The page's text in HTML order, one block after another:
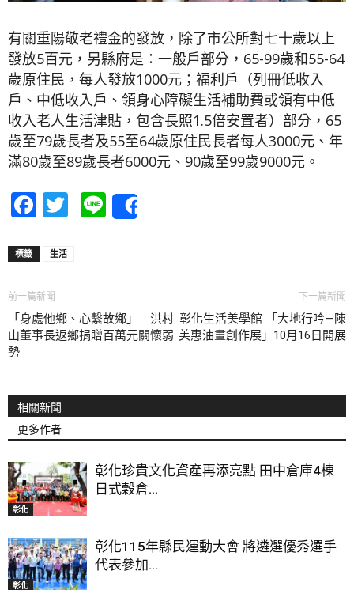
有關重陽敬老禮金的發放，除了市公所對七十歲以上
發放5百元，另縣府是：一般戶部分，65-99歲和55-64
歲原住民，每人發放1000元；福利戶（列冊低收入
戶、中低收入戶、領身心障礙生活補助費或領有中低
收入老人生活津貼，包含長照1.5倍安置者）部分，65
歲至79歲長者及55至64歲原住民長者每人3000元、年
滿80歲至89歲長者6000元、90歲至99歲9000元。
Facebook
Twitter
Line
標籤 生活
前一篇新聞
「身處他鄉、心繫故鄉」 洪村
山董事長返鄉捐贈百萬元關懷弱
勢
下一篇新聞
彰化生活美學館 「大地行吟—陳
美惠油畫創作展」10月16日開展
相關新聞
更多作者
彰化
彰化珍貴文化資產再添亮點 田中倉庫4棟
日式穀倉...
彰化
彰化115年縣民運動大會 將遴選優秀選手
代表參加...